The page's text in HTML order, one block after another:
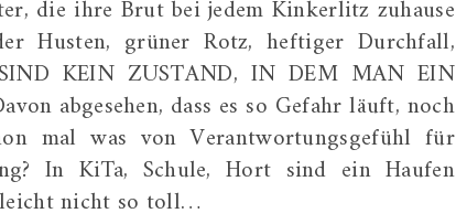
die ihre Brut bei jedem Kinkerlitz zuhause
Husten, grüner Rotz, heftiger Durchfall,
KEIN ZUSTAND, IN DEM MAN EIN
abgesehen, dass es so Gefahr läuft, noch
mal was von Verantwortungsgefühl für
In KiTa, Schule, Hort sind ein Haufen
nicht so toll…